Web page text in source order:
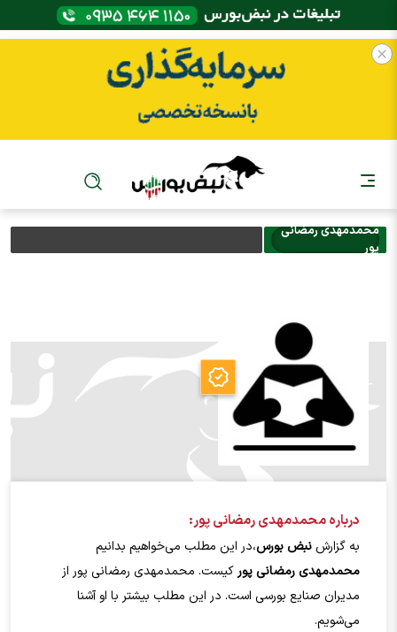
محمدمهدي رمضاني
پور
درباره محمدمهدي رمضاني پور:
به گزارش نبض بورس،در این مطلب می‌خواهیم بدانیم
محمدمهدي رمضاني پورکیست. محمدمهدي رمضاني پور از
مدیران صنایع بورسی است. در این مطلب بیشتر با او آشنا
می‌شویم.